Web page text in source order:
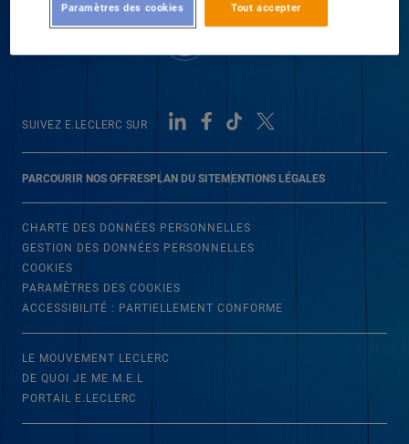
PARCOURIR NOS OFFRESPLAN DU SITEMENTIONS LÉGALES
SUIVEZ E.LECLERC SUR
CHARTE DES DONNÉES PERSONNELLES
GESTION DES DONNÉES PERSONNELLES
COOKIES
PARAMÈTRES DES COOKIES
ACCESSIBILITÉ : PARTIELLEMENT CONFORME
LE MOUVEMENT LECLERC
DE QUOI JE ME M.E.L
PORTAIL E.LECLERC
Tout accepter
Paramètres des cookies